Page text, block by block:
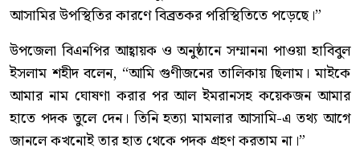
আসামির উপস্থিতির কারণে বিব্রতকর পরিস্থিতিতে পড়েছে।”
উপজেলা বিএনপির আহ্বায়ক ও অনুষ্ঠানে সম্মাননা পাওয়া হাবিবুল
ইসলাম শহীদ বলেন, “আমি গুণীজনের তালিকায় ছিলাম। মাইকে
আমার নাম ঘোষণা করার পর আল ইমরানসহ কয়েকজন আমার
হাতে পদক তুলে দেন। তিনি হত্যা মামলার আসামি-এ তথ্য আগে
জানলে কখনোই তার হাত থেকে পদক গ্রহণ করতাম না।”